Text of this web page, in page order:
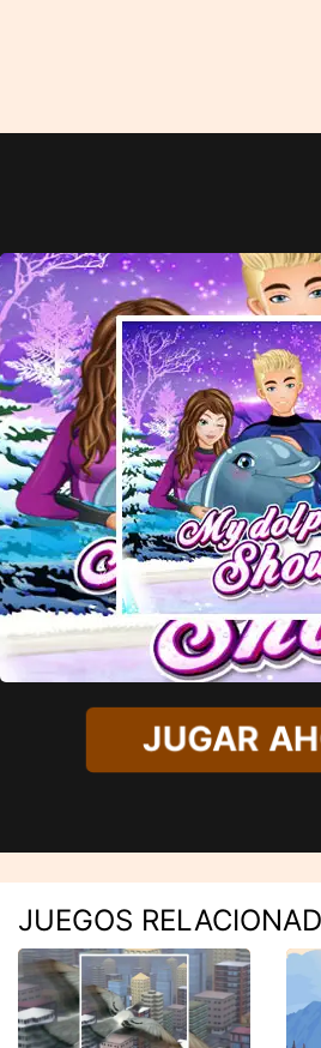
JUGAR
JUEGOS